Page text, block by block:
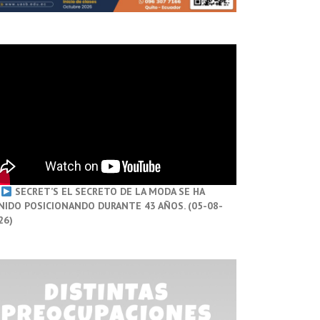
SECRET’S EL SECRETO DE LA MODA SE HA
POSICIONANDO DURANTE 43 AÑOS. (05-08-